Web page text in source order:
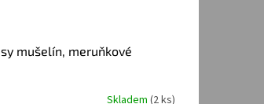
mušelín, meruňkové
Skladem (2 ks)